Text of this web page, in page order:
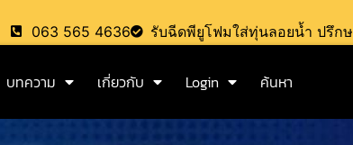
063 565 4636 รับฉีดพียูโฟมใส่ทุ่นลอยน้ำ ปรึก
บทความ เกี่ยวกับ Login ค้นหา